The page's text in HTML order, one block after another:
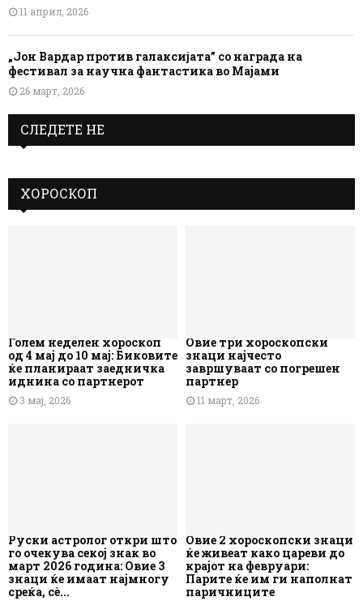
11 април, 2026
„Јон Вардар против галаксијата” со награда на
фестивал за научна фантастика во Мајами
26 март, 2026
СЛЕДЕТЕ НЕ
ХОРОСКОП
Голем неделен хороскоп
од 4 мај до 10 мај: Биковите
ќе планираат заедничка
иднина со партнерот
3 мај, 2026
Овие три хороскопски
знаци најчесто
завршуваат со погрешен
партнер
11 март, 2026
Руски астролог откри што
го очекува секој знак во
март 2026 година: Овие 3
знаци ќе имаат најмногу
среќа, сè...
Овие 2 хороскопски знаци
ќе живеат како цареви до
крајот на февруари:
Парите ќе им ги наполнат
паричниците